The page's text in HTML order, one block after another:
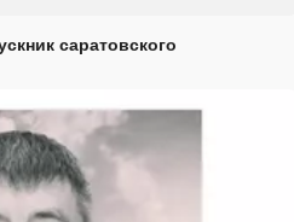
саратовского